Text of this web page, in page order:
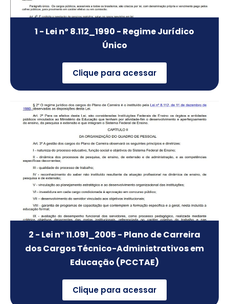
1 - Lei nº 8.112_1990 - Regime Jurídico
Único
Clique para acessar
2 - Lei nº 11.091_2005 - Plano de Carreira
dos Cargos Técnico-Administrativos em
Educação (PCCTAE)
Clique para acessar